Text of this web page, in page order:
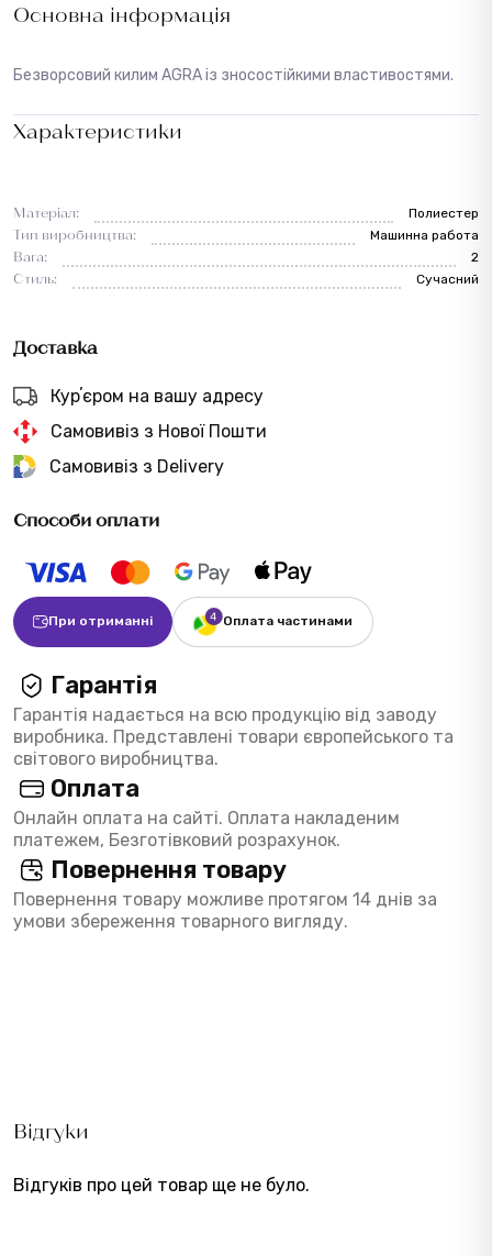
Основна інформація
Безворсовий килим AGRA із зносостійкими властивостями.
Характеристики
Матеріал:
Полиестер
Тип виробництва:
Машинна работа
Вага:
2
Стиль:
Сучасний
Доставка
Курʼєром на вашу адресу
Самовивіз з Нової Пошти
Самовивіз з Delivery
Способи оплати
При отриманні Оплата частинами
Гарантія
Гарантія надається на всю продукцію від заводу
виробника. Представлені товари європейського та
світового виробництва.
Оплата
Онлайн оплата на сайті. Оплата накладеним
платежем, Безготівковий розрахунок.
Повернення товару
Повернення товару можливе протягом 14 днів за
умови збереження товарного вигляду.
Відгуки
Відгуків про цей товар ще не було.